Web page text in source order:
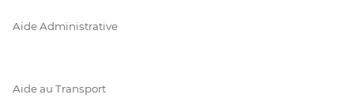
Aide Administrative
Aide au Transport